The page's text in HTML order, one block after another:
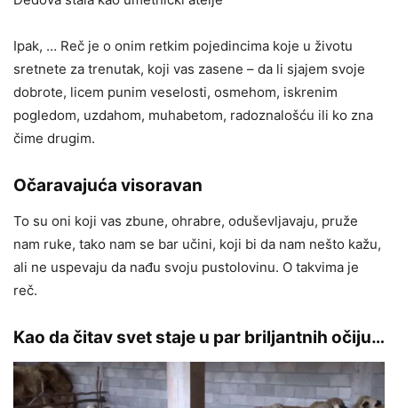
Ipak, … Reč je o onim retkim pojedincima koje u životu
sretnete za trenutak, koji vas zasene – da li sjajem svoje
dobrote, licem punim veselosti, osmehom, iskrenim
pogledom, uzdahom, muhabetom, radoznalošću ili ko zna
čime drugim.
Očaravajuća visoravan
To su oni koji vas zbune, ohrabre, oduševljavaju, pruže
nam ruke, tako nam se bar učini, koji bi da nam nešto kažu,
ali ne uspevaju da nađu svoju pustolovinu. O takvima je
reč.
Kao da čitav svet staje u par briljantnih očiju…